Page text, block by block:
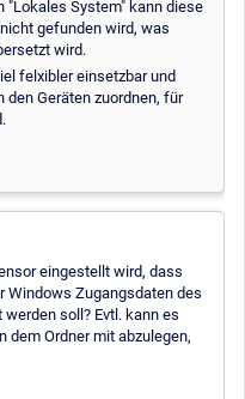
"Lokales System" kann diese
gefunden wird, was
wird.
felxibler einsetzbar und
Geräten zuordnen, für
eingestellt wird, dass
Windows Zugangsdaten des
soll? Evtl. kann es
dem Ordner mit abzulegen,